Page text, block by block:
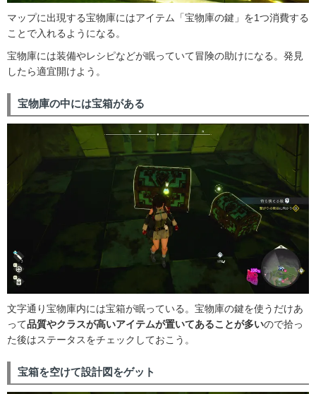
マップに出現する宝物庫にはアイテム「宝物庫の鍵」を1つ消費する
ことで入れるようになる。
宝物庫には装備やレシピなどが眠っていて冒険の助けになる。発見
したら適宜開けよう。
宝物庫の中には宝箱がある
文字通り宝物庫内には宝箱が眠っている。宝物庫の鍵を使うだけあ
って品質やクラスが高いアイテムが置いてあることが多いので拾っ
た後はステータスをチェックしておこう。
宝箱を空けて設計図をゲット